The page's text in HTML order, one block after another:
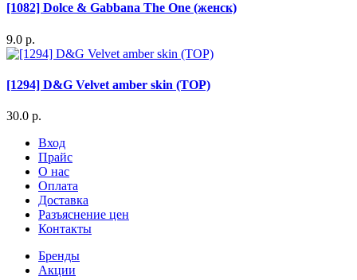
[1082] Dolce & Gabbana The One (женск)
9.0 р.
[1294] D&G Velvet amber skin (TOP)
30.0 р.
Вход
Прайс
О нас
Оплата
Доставка
Разъяснение цен
Контакты
Бренды
Акции